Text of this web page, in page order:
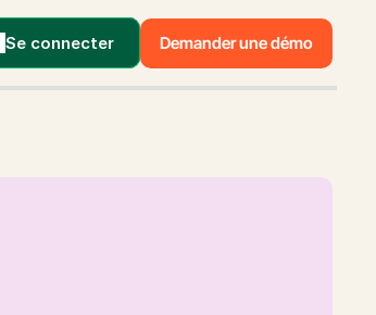
Se connecter Demander une démo